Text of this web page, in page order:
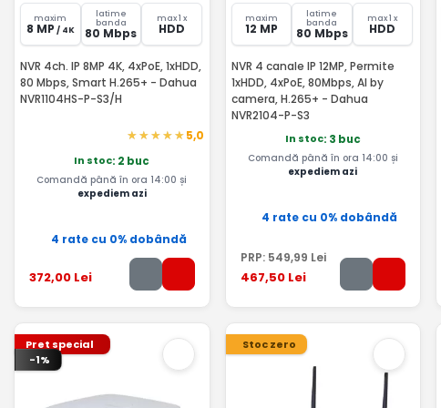
maxim
8 MP / 4K
latime
banda
80 Mbps
max 1 x
HDD
NVR 4ch. IP 8MP 4K, 4xPoE, 1xHDD,
80 Mbps, Smart H.265+ - Dahua
NVR1104HS-P-S3/H
5,0
In stoc: 2 buc
Comandă până în ora 14:00 și
expediem azi
4 rate cu 0% dobândă
372,00 Lei
maxim
12 MP
latime
banda
80 Mbps
max 1 x
HDD
NVR 4 canale IP 12MP, Permite
1xHDD, 4xPoE, 80Mbps, AI by
camera, H.265+ - Dahua
NVR2104-P-S3
In stoc: 3 buc
Comandă până în ora 14:00 și
expediem azi
4 rate cu 0% dobândă
PRP: 549,99 Lei
467,50Lei
Pret special
-1%
Stoc zero